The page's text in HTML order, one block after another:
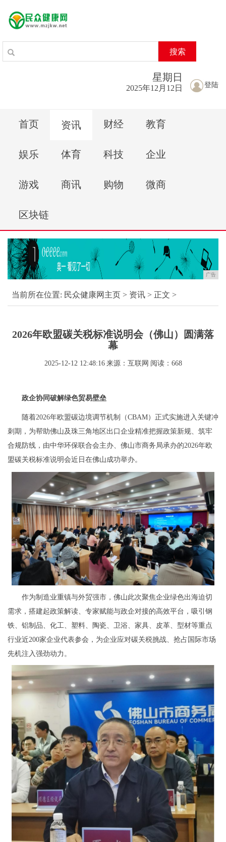
搜索
登陆
星期 日
2025年12月12日
首页 资讯 财经 教育
娱乐 体育 科技 企业
游戏 商讯 购物 微商
区块链
广告
当前所在位置: 民众健康网主页 > 资讯 > 正文 >
2026年欧盟碳关税标准说明会（佛山）圆满落
幕
2025-12-12 12:48:16 来源：互联网 阅读：668
政企协同破解绿色贸易壁垒
随着2026年欧盟碳边境调节机制（CBAM）正式实施进入关键冲
刺期，为帮助佛山及珠三角地区出口企业精准把握政策新规、筑牢
合规防线，由中华环保联合会主办、佛山市商务局承办的2026年欧
盟碳关税标准说明会近日在佛山成功举办。
作为制造业重镇与外贸强市，佛山此次聚焦企业绿色出海迫切
需求，搭建起政策解读、专家赋能与政企对接的高效平台，吸引钢
铁、铝制品、化工、塑料、陶瓷、卫浴、家具、皮革、型材等重点
行业近200家企业代表参会，为企业应对碳关税挑战、抢占国际市场
先机注入强劲动力。